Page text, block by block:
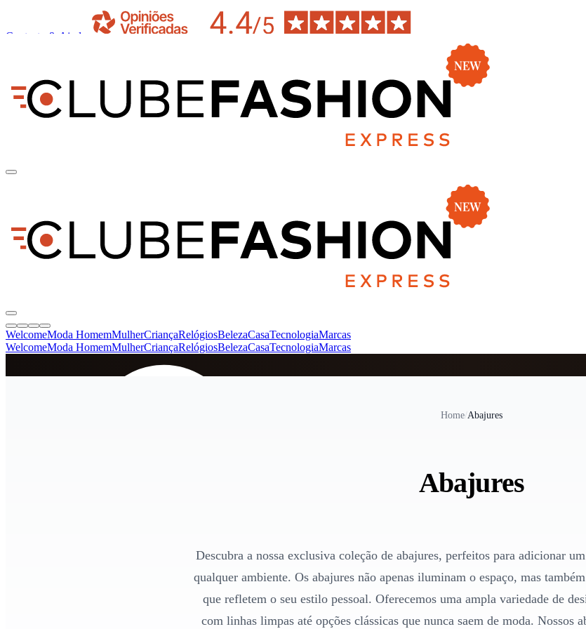
Contacto & Ajuda
WelcomeModa HomemMulherCriançaRelógiosBelezaCasaTecnologiaMarcas
WelcomeModa HomemMulherCriançaRelógiosBelezaCasaTecnologiaMarcas
Home/Abajures
Abajures
Descubra a nossa exclusiva coleção de abajures, perfeitos para adicionar
qualquer ambiente. Os abajures não apenas iluminam o espaço, mas
que refletem o seu estilo pessoal. Oferecemos uma ampla variedade de
com linhas limpas até opções clássicas que nunca saem de moda. Nossos